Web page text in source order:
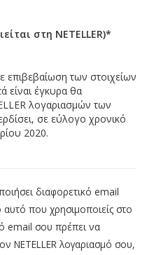
στη NETELLER)*
των στοιχείων
είναι έγκυρα θα
λογαριασμών των
σε εύλογο χρονικό
2020.
διαφορετικό email
που χρησιμοποιείς στο
email σου πρέπει να
NETELLER λογαριασμό σου,